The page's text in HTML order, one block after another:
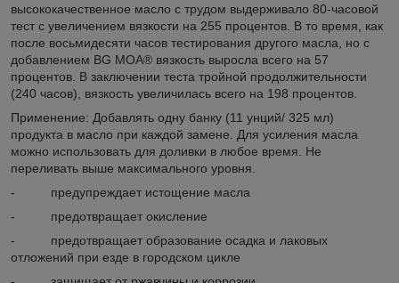
высококачественное масло с трудом выдерживало 80-часовой
тест с увеличением вязкости на 255 процентов. В то время, как
после восьмидесяти часов тестирования другого масла, но с
добавлением BG MOA® вязкость выросла всего на 57
процентов. В заключении теста тройной продолжительности
(240 часов), вязкость увеличилась всего на 198 процентов.
Применение: Добавлять одну банку (11 унций/ 325 мл)
продукта в масло при каждой замене. Для усиления масла
можно использовать для доливки в любое время. Не
переливать выше максимального уровня.
- предупреждает истощение масла
- предотвращает окисление
- предотвращает образование осадка и лаковых
отложений при езде в городском цикле